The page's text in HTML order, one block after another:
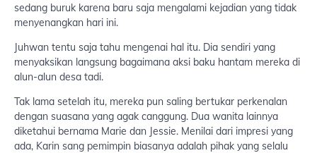
sedang buruk karena baru saja mengalami kejadian yang tidak
menyenangkan hari ini.
Juhwan tentu saja tahu mengenai hal itu. Dia sendiri yang
menyaksikan langsung bagaimana aksi baku hantam mereka di
alun-alun desa tadi.
Tak lama setelah itu, mereka pun saling bertukar perkenalan
dengan suasana yang agak canggung. Dua wanita lainnya
diketahui bernama Marie dan Jessie. Menilai dari impresi yang
ada, Karin sang pemimpin biasanya adalah pihak yang selalu